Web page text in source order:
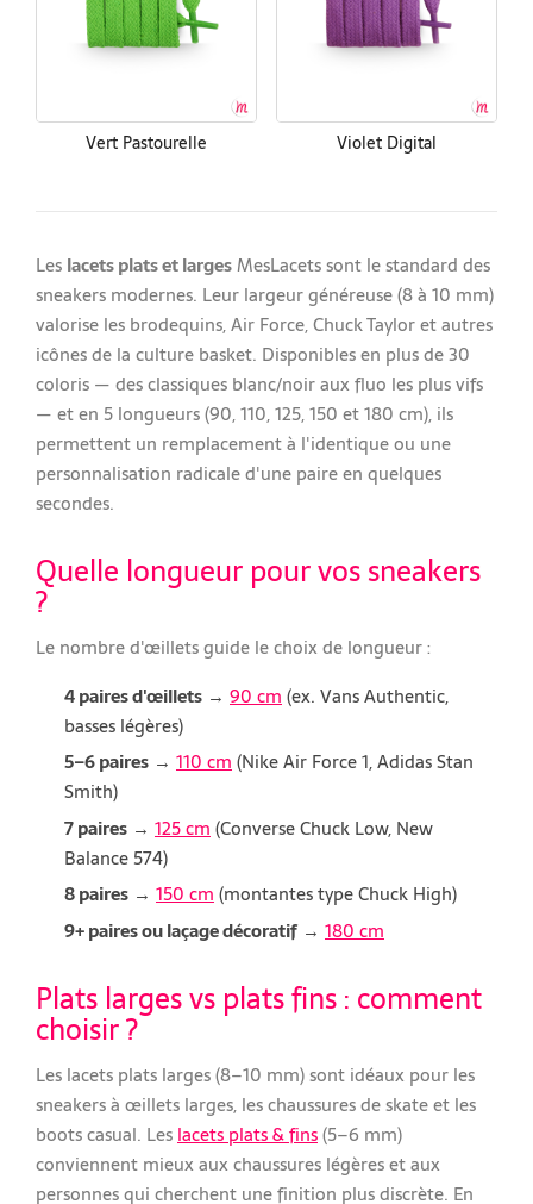
Vert Pastourelle Violet Digital
Les lacets plats et largesMesLacets sont le standard des
sneakers modernes. Leur largeur généreuse (8 à 10 mm)
valorise les brodequins, Air Force, Chuck Taylor et autres
icônes de la culture basket. Disponibles en plus de 30
coloris — des classiques blanc/noir aux fluo les plus vifs
— et en 5 longueurs (90, 110, 125, 150 et 180 cm), ils
permettent un remplacement à l'identique ou une
personnalisation radicale d'une paire en quelques
secondes.
Quelle longueur pour vos sneakers
?
Le nombre d'œillets guide le choix de longueur :
4 paires d'œillets → 90 cm (ex. Vans Authentic,
basses légères)
5–6 paires → 110 cm(Nike Air Force 1, Adidas Stan
Smith)
7 paires → 125 cm (Converse Chuck Low, New
Balance 574)
8 paires → 150 cm(montantes type Chuck High)
9+ paires ou laçage décoratif→ 180 cm
Plats larges vs plats fins : comment
choisir ?
Les lacets plats larges (8–10 mm) sont idéaux pour les
sneakers à œillets larges, les chaussures de skate et les
boots casual. Les lacets plats & fins(5–6 mm)
conviennent mieux aux chaussures légères et aux
personnes qui cherchent une finition plus discrète. En